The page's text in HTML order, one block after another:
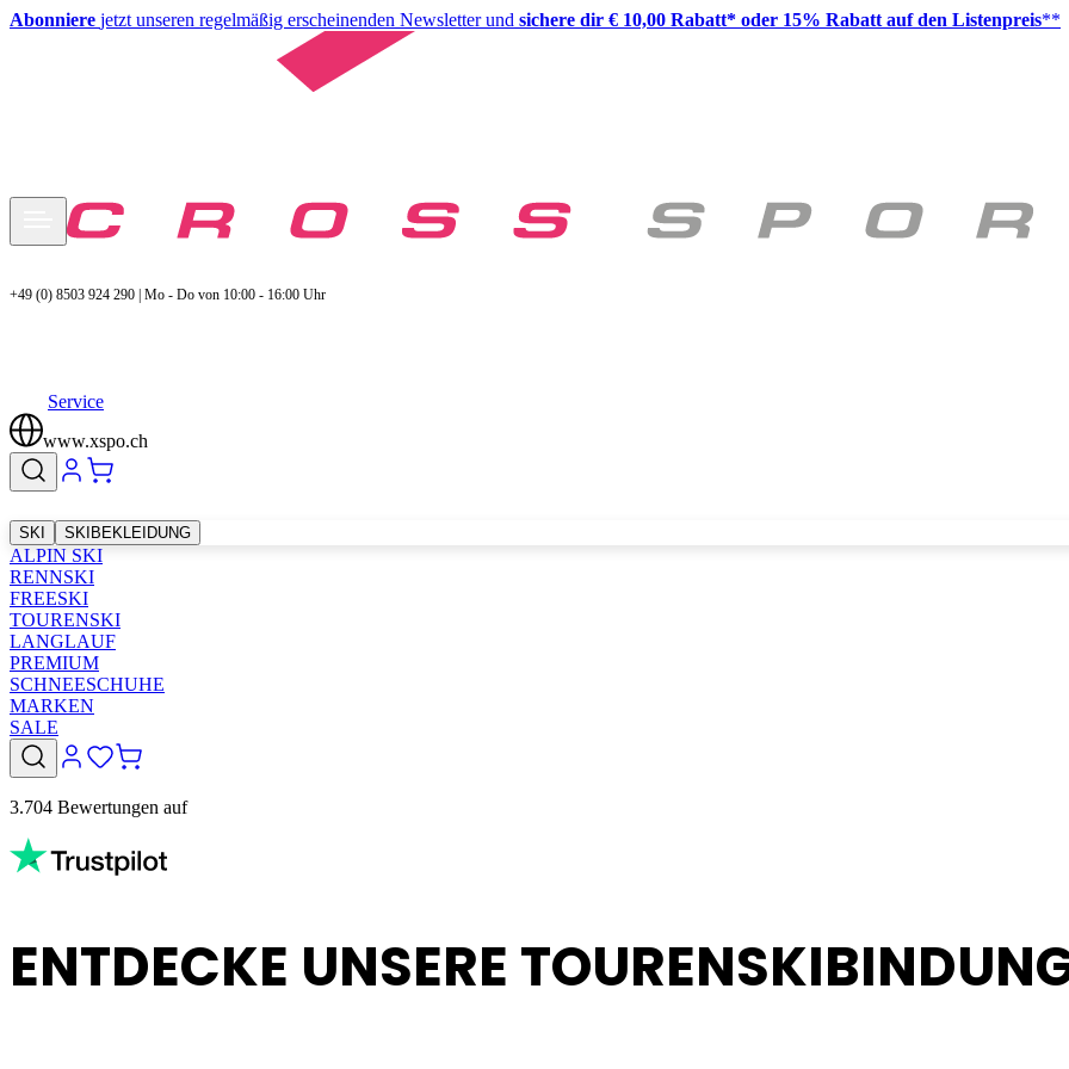
Abonniere jetzt unseren regelmäßig erscheinenden Newsletter und sichere dir € 10,00 Rabatt* oder 15% Rabatt auf den Listenpreis**
+49 (0) 8503 924 290 | Mo - Do von 10:00 - 16:00 Uhr
Service
www.xspo.ch
SKI SKIBEKLEIDUNG
ALPIN SKI
RENNSKI
FREESKI
TOURENSKI
LANGLAUF
PREMIUM
SCHNEESCHUHE
MARKEN
SALE
3.704 Bewertungen auf
ENTDECKE UNSERE